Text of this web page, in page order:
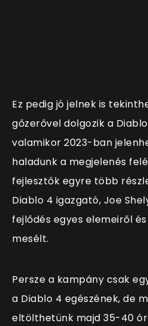
Ez pedig jó jelnek is
gőzerővel dolgozik a
valamikor 2023-ban
haladunk a megjelenés
fejlesztők egyre több
Diablo 4 igazgató, Joe
fejlődés egyes elemeiről
mesélt.
Persze a kampány csak
a Diablo 4 egészének, de
eltölthetünk majd 35-40